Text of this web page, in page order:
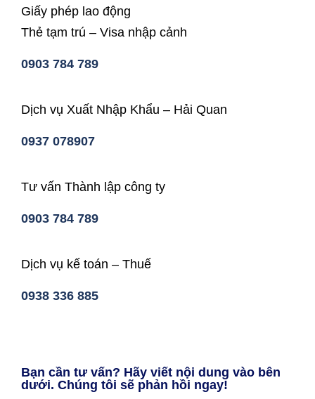
Giấy phép lao động
Thẻ tạm trú – Visa nhập cảnh
0903 784 789
Dịch vụ Xuất Nhập Khẩu – Hải Quan
0937 078907
Tư vấn Thành lập công ty
0903 784 789
Dịch vụ kế toán – Thuế
0938 336 885
Bạn cần tư vấn? Hãy viết nội dung vào bên
dưới. Chúng tôi sẽ phản hồi ngay!